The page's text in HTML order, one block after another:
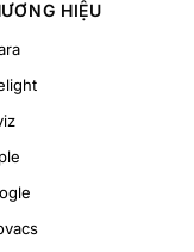
HIỆU